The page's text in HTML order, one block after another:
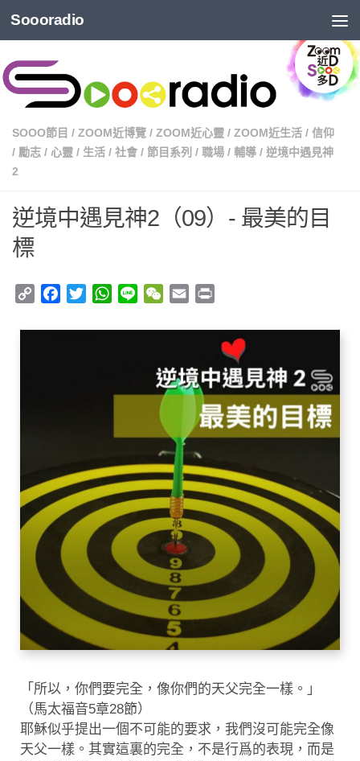
Soooradio
SOOO節目 / ZOOM近博覽 / ZOOM近心靈 / ZOOM近生活 / 信仰
/ 勵志 / 心靈 / 生活 / 社會 / 節目系列 / 職場 / 輔導 / 逆境中遇見神
2
逆境中遇見神2（09）- 最美的目
標
Copy
Facebook
TwitterWhatsApp
Line WeChat
Email
「所以，你們要完全，像你們的天父完全一樣。」
（馬太福音5章28節）
耶穌似乎提出一個不可能的要求，我們沒可能完全像
天父一樣。其實這裏的完全，不是行爲的表現，而是